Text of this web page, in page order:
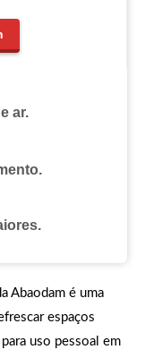
ar.
Abaodam é uma
espaços
uso pessoal em